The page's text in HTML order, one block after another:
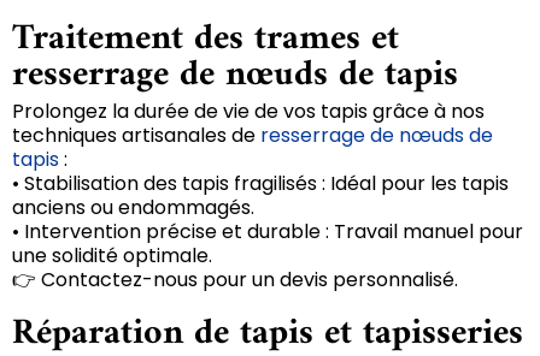
Traitement des trames et
resserrage de nœuds de tapis
Prolongez la durée de vie de vos tapis grâce à nos
techniques artisanales de resserrage de nœuds de
tapis:
• Stabilisation des tapis fragilisés : Idéal pour les tapis
anciens ou endommagés.
• Intervention précise et durable : Travail manuel pour
une solidité optimale.
👉 Contactez-nous pour un devis personnalisé.
Réparation de tapis et tapisseries